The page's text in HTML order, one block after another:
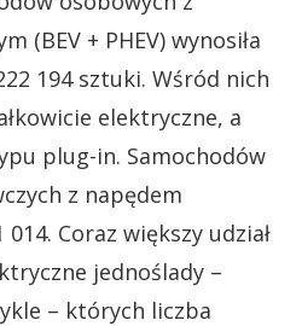
(BEV + PHEV) wynosiła
194 sztuki. Wśród nich
elektryczne, a
plug-in. Samochodów
z napędem
Coraz większy udział
jednoślady –
– których liczba